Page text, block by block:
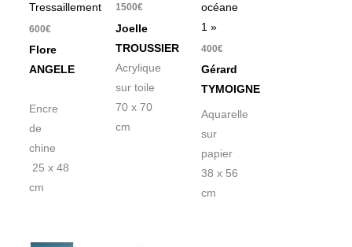
Tressaillement »
600€
Flore
ANGELE
Encre
de
chine
25 x 48
cm
1500€
Joelle
TROUSSIER
Acrylique
sur toile
70 x 70
cm
océane
1 »
400€
Gérard
TYMOIGNE
Aquarelle
sur
papier
38 x 56
cm